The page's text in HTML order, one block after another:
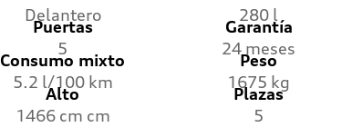
Delantero
280 l
Puertas
5
Garantía
24 meses
Consumo mixto
5.2 l/100 km
Peso
1675 kg
Alto
1466 cm cm
Plazas
5